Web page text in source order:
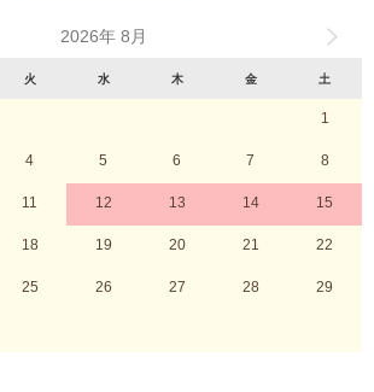
2026年 8月
火 水 木 金 土
1
4 5 6 7 8
11 12 13 14 15
18 19 20 21 22
25 26 27 28 29